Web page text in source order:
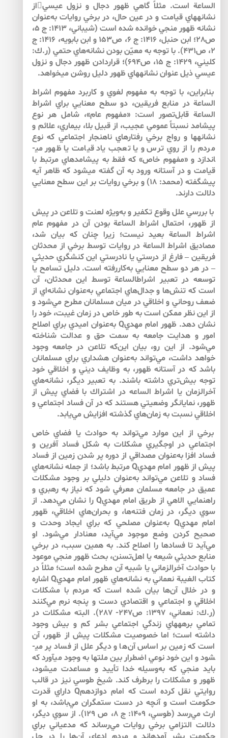
الساعة است. مثلاً گاهي ظهور دجال و نزول عيسياز
نشانه­هاي قيامت و در عين ‌حال، در برخي روايات به‌عنوان
نشانه ظهور منجي خوانده شده است (شيباني، 1413: ج 5،
ص28؛ ابن حنبل، 1416: ج 6، ص153 و ابن بابويه، 1416: ج
2، ص431). با توجه به معيّن بودن نشانه‌هاي حتمي (ر.ك:
كليني، 1429: ج 15، ص694)؛ قراردادن ظهور دجال و نزول
عيسي ذيل عنوان نشانه­هاي ظهور دليل روشن مي­خواهد.
بنابراين، با توجه به مفهوم لغوي و كاربرد مفهوم اشراط
الساعة در منابع فريقين، دو سطح معنايي براي اشراط
الساعة قابل‌تصور است: «مفهوم عام»، شامل هر نوع
پيشامد نسبتاً عمومي عجيب، از قبيل بلا، بيماري، علائم و
نشانه­ها و رواج برخي رفتارهاي ناهنجار اجتماعي كه نوع
مردم را از روي ترس و يا تعجب ياد قيامت يا ظهور مي­
اندازد و «مفهوم خاص» كه فقط به پيشامدهاي مرتبط با
قيامت و در آستانه ورود به آن گفته مي­شود كه ظاهر آيه
پيش­گفته (محمد: ۱۸) و برخي روايات بر اين سطح معنايي
دلالت دارند.
با بررسي علل وقوع تكفير و به‌ويژه لعنت و تلاعن در پيش
از ظهور، احتمال اشراط الساعة بودن آن در مفهوم عام
اشراط الساعة بعيد نيست؛ زيرا چنان كه بيان شد،
مصاديق اشراط الساعة در روايات توسط برخي از محدثان
فريقين – فارغ از درستي يا نادرستي اين كنش­گري حديثي
– در هر دو سطح معنايي به‌كاررفته است. دليل تسامح يا
توسعه در تعبير اشراط­الساعة توسط اين محدثان، آن
است كه تنش‌ها و جدال‌هاي اجتماعي به‌عنوان نشانه‌اي از
ضعف روحاني و اخلاقي در ميان مسلمانان مطرح مي‌شود و
از اين نظر ممكن است به طور خاص در زمان غيبت، خود را
نشان دهد. ظهور امام مهديQ به‌عنوان اميدي براي اصلاح
امور و هدايت جامعه به سمت حق و عدالت شناخته
مي‌شود. از اين رو، بيان اين‌كه تلاعن در جامعه وجود
خواهد داشت، مي‌تواند به‌عنوان هشداري براي مسلمانان
باشد كه در آستانه ظهور، به وظايف ديني و اخلاقي خود
توجه بيش‌تري داشته باشند. به تعبير ديگر، نشانه‌هاي
آخرالزمان يا اشراط الساعه در اشتراك با فضاي پيش از
ظهور، نمايانگر وضعيتي هستند كه در آن فساد اجتماعي و
اخلاقي نسبت به زمان‌هاي گذشته افزايش مي‌يابد.
برخي از اين موارد مي‌تواند به حوادث يا فضاي خاص
اجتماعي در اوج­گيري مشكلات به شكل فساد آفرين و
فساد افزا به‌عنوان مصداقي از دوره پر شدن زمين از فساد
پيش از ظهور امام مهديQ مرتبط باشد؛ از جمله نشانه‌هاي
فساد و تلاعن مي‌تواند به‌عنوان دليلي بر وجود مشكلات
عميق در جامعه مسلمان معرفي شود كه نياز به رهبري و
راهنمايي الاهي از طريق امام مهديQ را نشان مي‌دهد. از
سوي ديگر، در زمان فتنه‌ها، و بحران‌هاي اخلاقي، ظهور
امام مهديQ به‌عنوان مصلحي كه براي ايجاد وحدت و
صحيح كردن وضع موجود مي‌آيد، معنادار مي‌شود. او
مي‌آيد تا فسادها را اصلاح كند. به همين سبب، در برخي
منابع حديثي شيعه يا اهل‌تسنن، بحث ظهور منجي موعود
با حوادث آخرالزماني يا شبيه آن مطرح شده است؛ مثلاً در
كتاب الغيبة نعماني به نشانه‌هاي ظهور امام مهديQ اشاره
و در خلال آن‌ها بيان شده است كه مردم با مشكلات
اخلاقي و اجتماعي و اقتصادي دست و پنجه نرم مي‌كنند
(ر.ك: نعماني، 1397: ص247- 287). البته مشكلات در
تمامي برهه­هاي زندگي اجتماعي بشر كم و بيش وجود
داشته است؛ اما خصوصيت مشكلات پيش از ظهور، آن
است كه زمين بر اساس آن‌ها و ديگر علل از فساد پر مي­
شود و اين خود نوعي اضطرار بين ملت­ها به وجود مي­آورد كه
بايد منجي كه به‌وسيله خدا تأييد و مساعدت مي­شود،
ظهور و مشكلات را برطرف كند. شيخ طوسي نيز در قالب
روايتي نقل كرده است كه امام دوازدهمQ داراي قدرت
حكومت است و آنچه در دست ستمگران مي‌باشد، به او
ارث مي‌رسد (طوسي، 1409: ج 8، ص 129). از سوي ديگر،
دلالت التزامي برخي روايات مي‌رساند كه مدعياني براي